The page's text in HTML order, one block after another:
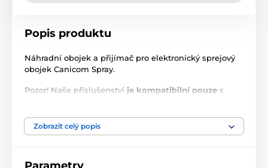
Popis produktu
Náhradní obojek a přijímač pro elektronický sprejový
obojek Canicom Spray.
Pozor! Naše příslušenství je kompatibilní pouze s
zboží od jinud než z Evropské Unie, produkty nebudou
kompatibilní! Pracují totiž na jiných frekvencích.
Zobrazit celý popis